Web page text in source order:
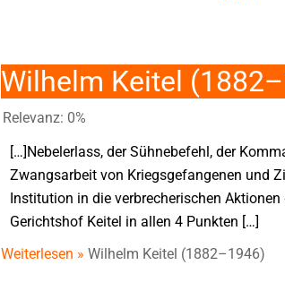
Wilhelm Keitel
Relevanz: 0%
[…]Nebelerlass, der Sühnebefehl, der
Zwangsarbeit von Kriegsgefangenen und
Institution in die verbrecherischen
Gerichtshof Keitel in allen 4 Punkten […]
Weiterlesen » Wilhelm Keitel (1882–1946)